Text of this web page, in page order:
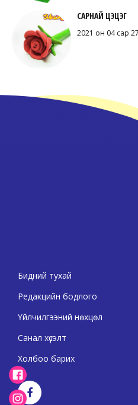
САРНАЙ ЦЭЦЭГ
2021 он 04 сар 27
Бидний тухай
Редакцийн бодлого
Үйлчилгээний нөхцөл
Санал хүсэлт
Холбоо барих